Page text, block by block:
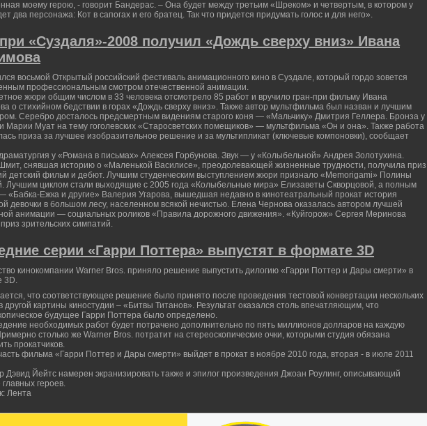
моему герою, - говорит Бандерас. – Она будет между третьим «Шреком» и четвертым, в котором у
два персонажа: Кот в сапогах и его братец. Так что придется придумать голос и для него».
«Суздаля»-2008 получил «Дождь сверху вниз» Ивана
восьмой Открытый российский фестиваль анимационного кино в Суздале, который гордо зовется
профессиональным смотром отечественной анимации.
жюри общим числом в 33 человека отсмотрело 85 работ и вручило гран-при фильму Ивана
о стихийном бедствии в горах «Дождь сверху вниз». Также автор мультфильма был назван и лучшим
Серебро досталось предсмертным видениям старого коня — «Мальчику» Дмитрия Геллера. Бронза у
Марии Муат на тему гоголевских «Старосветских помещиков» — мультфильма «Он и она». Также работа
приза за лучшее изобразительное решение и за мультипликат (ключевые компоновки), сообщает
у «Романа в письмах» Алексея Горбунова. Звук — у «Колыбельной» Андрея Золотухина.
снявшая историю о «Маленькой Василисе», преодолевающей жизненные трудности, получила приз
детский фильм и дебют. Лучшим студенческим выступлением жюри признало «Memorigami» Полины
Лучшим циклом стали выходящие с 2005 года «Колыбельные мира» Елизаветы Скворцовой, а полным
«Бабка-Ежка и другие» Валерия Угарова, вышедшая недавно в кинотеатральный прокат история
девочки в большом лесу, населенном всякой нечистью. Елена Чернова оказалась автором лучшей
анимации — социальных роликов «Правила дорожного движения». «Куйгорож» Сергея Меринова
зрительских симпатий.
серии «Гарри Поттера» выпустят в формате 3D
кинокомпании Warner Bros. приняло решение выпустить дилогию «Гарри Поттер и Дары смерти» в
3D.
что соответствующее решение было принято после проведения тестовой конвертации нескольких
другой картины киностудии – «Битвы Титанов». Результат оказался столь впечатляющим, что
будущее Гарри Поттера было определено.
необходимых работ будет потрачено дополнительно по пять миллионов долларов на каждую
столько же Warner Bros. потратит на стереоскопические очки, которыми студия обязана
прокатчиков.
фильма «Гарри Поттер и Дары смерти» выйдет в прокат в ноябре 2010 года, вторая - в июле 2011
Дэвид Йейтс намерен экранизировать также и эпилог произведения Джоан Роулинг, описывающий
героев.
Лента